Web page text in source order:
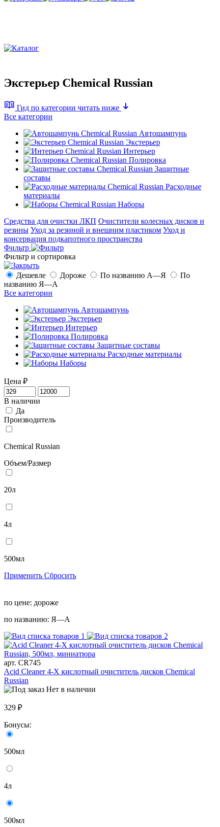
Экстерьер Chemical Russian
Гид по категории читать ниже
Все категории
Автошампунь
Экстерьер
Интерьер
Полировка
Защитные
составы
Расходные
материалы
Наборы
Средства для очистки ЛКП Очистители колесных дисков и
резины Уход за резиной и внешним пластиком Уход и
консервация подкапотного пространства
Фильтр
Фильтр и сортировка
Дешевле Дороже По названию А—Я
По
названию Я—А
Все категории
Автошампунь
Экстерьер
Интерьер
Полировка
Защитные составы
Расходные материалы
Наборы
Цена ₽
В наличии
Да
Производитель
Chemical Russian
Объем/Размер
20л
4л
500мл
Применить Сбросить
по цене: дороже
по названию: Я—А
арт. CR745
Acid Cleaner 4-Х кислотный очиститель дисков Chemical
Russian
Нет в наличии
329 ₽
Бонусы:
500мл
4л
500мл